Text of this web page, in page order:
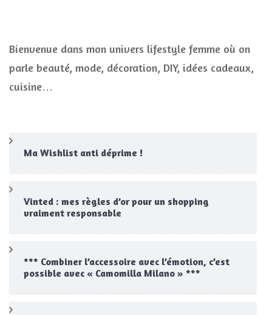
Bienvenue dans mon univers lifestyle femme où on
parle beauté, mode, décoration, DIY, idées cadeaux,
cuisine…
Ma Wishlist anti déprime !
Vinted : mes règles d’or pour un shopping
vraiment responsable
*** Combiner l’accessoire avec l’émotion, c’est
possible avec « Camomilla Milano » ***